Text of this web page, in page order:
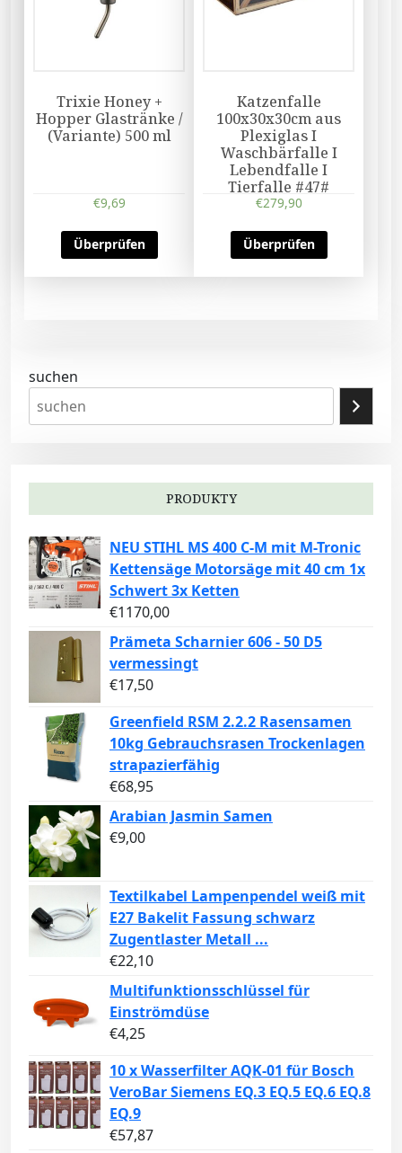
Trixie Honey +
Hopper Glastränke /
(Variante) 500 ml
€9,69
Überprüfen
Katzenfalle
100x30x30cm aus
Plexiglas I
Waschbärfalle I
Lebendfalle I
Tierfalle #47#
€279,90
Überprüfen
suchen
PRODUKTY
NEU STIHL MS 400 C-M mit M-Tronic
Kettensäge Motorsäge mit 40 cm 1x
Schwert 3x Ketten
€1170,00
Prämeta Scharnier 606 - 50 D5
vermessingt
€17,50
Greenfield RSM 2.2.2 Rasensamen
10kg Gebrauchsrasen Trockenlagen
strapazierfähig
€68,95
Arabian Jasmin Samen
€9,00
Textilkabel Lampenpendel weiß mit
E27 Bakelit Fassung schwarz
Zugentlaster Metall ...
€22,10
Multifunktionsschlüssel für
Einströmdüse
€4,25
10 x Wasserfilter AQK-01 für Bosch
VeroBar Siemens EQ.3 EQ.5 EQ.6 EQ.8
EQ.9
€57,87